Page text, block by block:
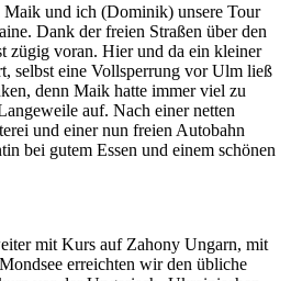
Maik und ich (Dominik) unsere Tour
Dank der freien Straßen über den
zügig voran. Hier und da ein kleiner
selbst eine Vollsperrung vor Ulm ließ
denn Maik hatte immer viel zu
auf. Nach einer netten
und einer nun freien Autobahn
bei gutem Essen und einem schönen
mit Kurs auf Zahony Ungarn, mit
erreichten wir den übliche